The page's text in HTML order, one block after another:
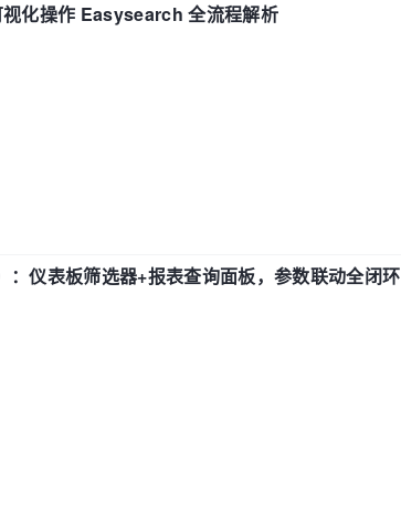
化操作 Easysearch 全流程解析
仪表板筛选器+报表查询面板，参数联动全闭环